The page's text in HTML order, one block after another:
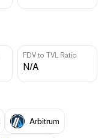
FDV to TVL Ratio
N/A
Arbitrum